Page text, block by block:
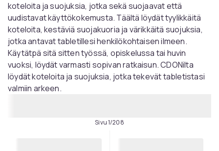
koteloita ja suojuksia, jotka sekä suojaavat että
uudistavat käyttökokemusta. Täältä löydät tyylikkäitä
koteloita, kestäviä suojakuoria ja värikkäitä suojuksia,
jotka antavat tabletillesi henkilökohtaisen ilmeen.
Käytätpä sitä sitten työssä, opiskelussa tai huvin
vuoksi, löydät varmasti sopivan ratkaisun. CDONilta
löydät koteloita ja suojuksia, jotka tekevät tabletistasi
valmiin arkeen.
Sivu 1/208